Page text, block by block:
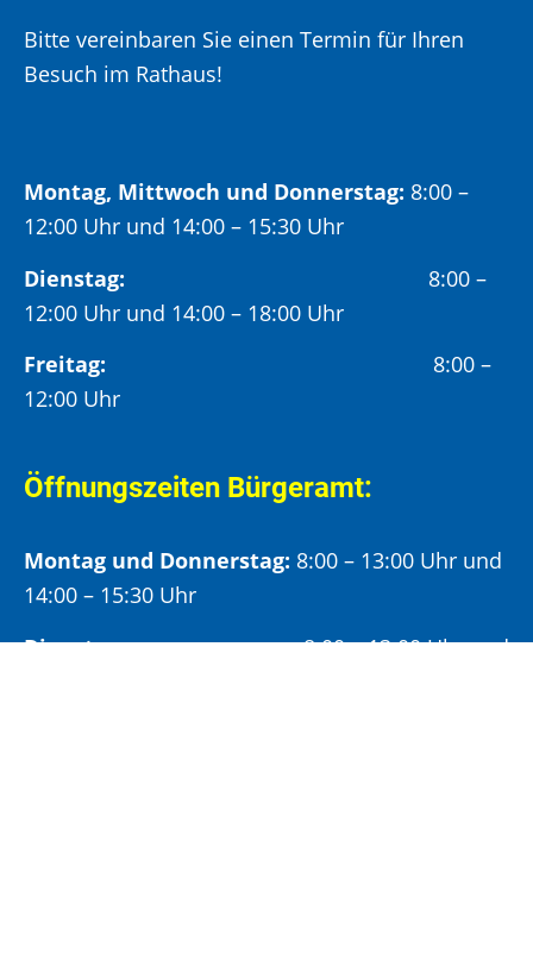
Bitte vereinbaren Sie einen Termin für Ihren
Besuch im Rathaus!
Montag, Mittwoch und Donnerstag: 8:00 –
12:00 Uhr und 14:00 – 15:30 Uhr
Dienstag: 8:00 –
12:00 Uhr und 14:00 – 18:00 Uhr
Freitag:
8:00 –
12:00 Uhr
Öffnungszeiten Bürgeramt:
Montag und Donnerstag: 8:00 – 13:00 Uhr und
14:00 – 15:30 Uhr
Dienstag:8:00 – 13:00 Uhr und